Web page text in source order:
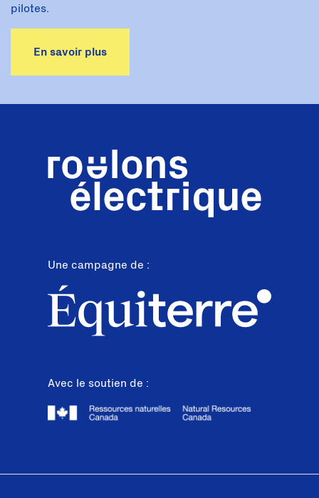
pilotes.
En savoir plus
Une campagne de :
Avec le soutien de :